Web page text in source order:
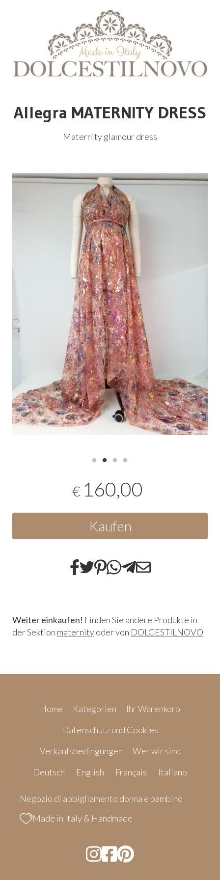
Allegra MATERNITY DRESS
Maternity glamour dress
€ 160,00
Kaufen
Weiter einkaufen! Finden Sie andere Produkte in
der Sektion maternityoder von DOLCESTILNOVO
Home Kategorien
Ihr Warenkorb
Datenschutz und Cookies
Verkaufsbedingungen
Wer wir sind
Deutsch
English Français Italiano
Negozio di abbigliamento donna e bambino
Made in Italy & Handmade